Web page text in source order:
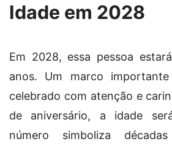
Idade em 2028
Em 2028, essa pessoa
anos. Um marco
celebrado com atenção e
de aniversário, a idade
número simboliza